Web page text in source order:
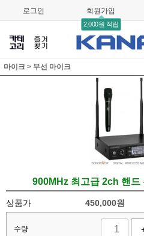
로그인 회원가입
2,000원 적립
마이크 > 무선 마이크
900MHz 최고급 2ch 핸드
상품가 450,000원
수량